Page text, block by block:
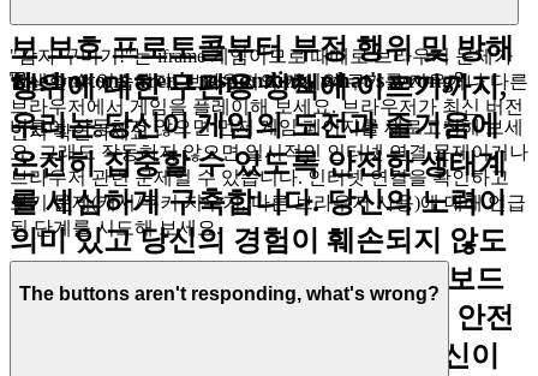
보 보호 프로토콜부터 부정 행위 및 방해
행위에 대한 무관용 정책에 이르기까지,
우리는 당신이 게임의 도전과 즐거움에
온전히 집중할 수 있도록 안전한 생태계
를 세심하게 구축합니다. 당신의 노력이
의미 있고 당신의 경험이 훼손되지 않도
록 확신을 가지고
감자 꾸미기!
리더보드
의 최고 자리를 노려보세요. 우리는 안전
하고 공정한 놀이터를 구축하여 당신이
"감자 꾸미기!"는 iframe 게임이므로 때때로 브라우저 문제가
발생할 수 있습니다. 브라우저의 캐시와 쿠키를 지우거나 다른
브라우저에서 게임을 플레이해 보세요. 브라우저가 최신 버전
인지 확인하세요.
The buttons aren't responding, what's wrong?
버튼이 작동하지 않으면 먼저 게임 페이지를 새로고침해 보세
요. 그래도 작동하지 않으면 일시적인 인터넷 연결 문제이거나
브라우저 관련 문제일 수 있습니다. 인터넷 연결을 확인하고
보기 문제(캐시/쿠키 지우기, 다른 브라우저 사용)에 대해 언급
된 단계를 시도해 보세요.
The buttons aren't responding, what's wrong?